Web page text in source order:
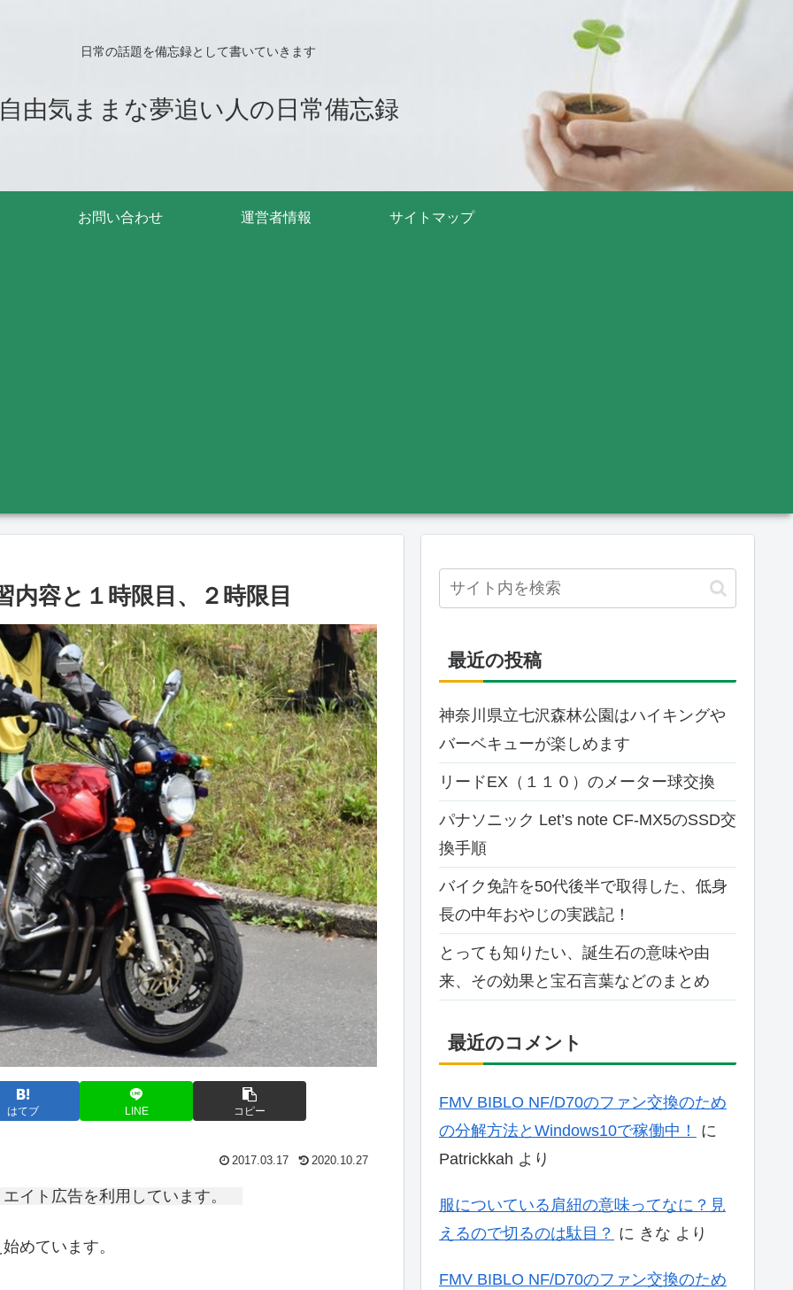
日常の話題を備忘録として書いていきます
由気ままな夢追い人の日常備忘録
お問い合わせ 運営者情報 サイトマップ
内容と１時限目、２時限目
はてブ LINE コピー
2017.03.17 2020.10.27
イト広告を利用しています。
めています。
最近の投稿
神奈川県立七沢森林公園はハイキングや
バーベキューが楽しめます
リードEX（１１０）のメーター球交換
パナソニック Let’s note CF-MX5のSSD交
換手順
バイク免許を50代後半で取得した、低身
長の中年おやじの実践記！
とっても知りたい、誕生石の意味や由
来、その効果と宝石言葉などのまとめ
最近のコメント
FMV BIBLO NF/D70のファン交換のため
の分解方法とWindows10で稼働中！
に
Patrickkah より
服についている肩紐の意味ってなに？見
えるので切るのは駄目？ に きな より
FMV BIBLO NF/D70のファン交換のため